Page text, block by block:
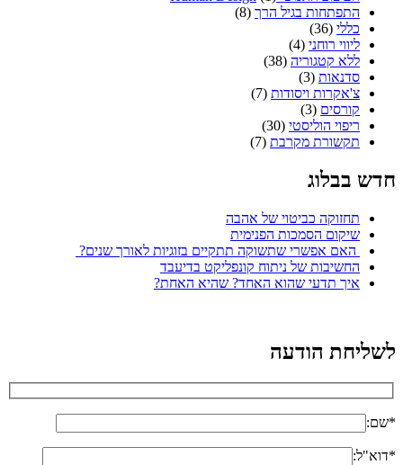
התפתחות בגיל הרך (8)
כללי (36)
ליווי רוחני (4)
ללא קטגוריה (38)
סדנאות (3)
צ'אקרות ויסודות (7)
קורסים (3)
ריפוי הוליסטי (30)
תקשורת מקרבת (7)
חדש בבלוג
תחזוקה כביטוי של אהבה
שיקום הסמכות הפנימית
האם אפשרי שתשוקה תתקיים בזוגיות לאורך שנים?
החשיבות של ניתוח קונפליקט בדיעבד
איך תדעי שהוא האחד? שהיא האחת?
לשליחת הודעה
*שם:
*דוא"ל: